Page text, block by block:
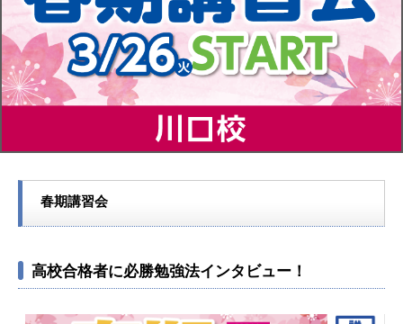
春期講習会
高校合格者に必勝勉強法インタビュー！